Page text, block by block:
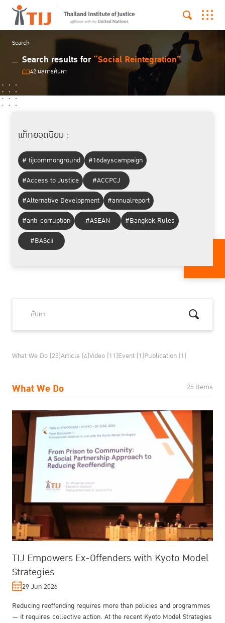
Search
Search results for“Social Reintegration”
42 ผลการค้นหา
แท็กยอดนิยม :
# tijcommonground
#16dayscampaign
#Access to Justice
#ACCPCJ
#Alternative Development
#annualreport
#anti-corruption
#ASEAN
#Bangkok Rules
#BAScii
What We Do (25)Article (4)Video (11)Event (1)Publication (1)
What We Do 25 Items
TIJ Empowers Ex-Offenders with Kyoto Model
Strategies
29 Jun 2026
Reducing reoffending requires more than policies and programmes
— it requires collective action. At the recent Kyoto Model Strategies